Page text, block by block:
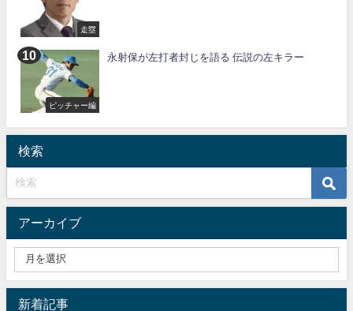
走塁
ピッチャー編
永射保が左打者封じを語る 伝説の左キラー
検索
アーカイブ
新着記事